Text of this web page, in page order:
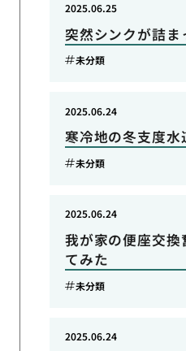
突然シンクが詰
2025.06.25
未分類
寒冷地の冬支度
2025.06.24
未分類
我が家の便座交換
てみた
2025.06.24
未分類
2025.06.24